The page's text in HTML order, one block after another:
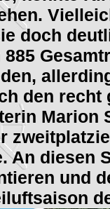
doch
den
Marion
An diesen
und